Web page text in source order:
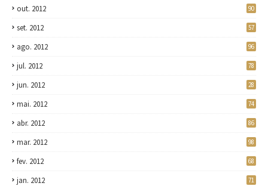
out. 2012 90
set. 2012 57
ago. 2012 96
jul. 2012 78
jun. 2012 28
mai. 2012 74
abr. 2012 86
mar. 2012 98
fev. 2012 68
jan. 2012 71